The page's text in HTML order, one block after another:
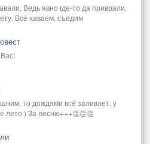
Ведь явно где-то да приврали,
Всё хаваем, съедим
то дождями всё заливает, у
лето ) За песню+++👏👏👏